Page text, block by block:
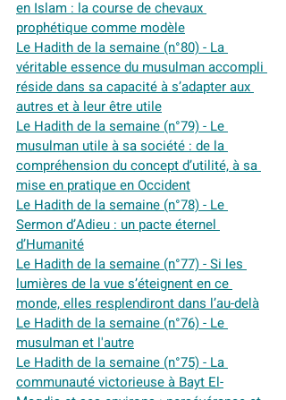
en Islam : la course de chevaux
prophétique comme modèle
Le Hadith de la semaine (n°80) - La
véritable essence du musulman accompli
réside dans sa capacité à s’adapter aux
autres et à leur être utile
Le Hadith de la semaine (n°79) - Le
musulman utile à sa société : de la
compréhension du concept d’utilité, à sa
mise en pratique en Occident
Le Hadith de la semaine (n°78) - Le
Sermon d’Adieu : un pacte éternel
d’Humanité
Le Hadith de la semaine (n°77) - Si les
lumières de la vue s’éteignent en ce
monde, elles resplendiront dans l’au-delà
Le Hadith de la semaine (n°76) - Le
musulman et l'autre
Le Hadith de la semaine (n°75) - La
communauté victorieuse à Bayt El-